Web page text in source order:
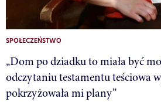
SPOŁECZEŃSTWO
„Dom po dziadku to miała być
odczytaniu testamentu teściowa
pokrzyżowała mi plany”